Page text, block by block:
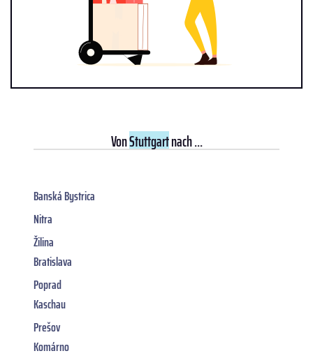
VonStuttgartnach ...
Banská Bystrica
Nitra
Žilina
Bratislava
Poprad
Kaschau
Prešov
Komárno